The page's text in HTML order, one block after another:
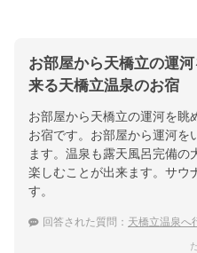
お部屋から天橋立の運
来る天橋立温泉のお宿
お部屋から天橋立の運河を眺
お宿です。お部屋から運河を
ます。温泉も露天風呂完備の
楽しむことが出来ます。サウ
す。
回答された質問： 天橋立温泉へ行きます